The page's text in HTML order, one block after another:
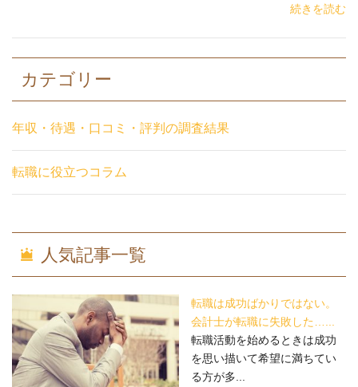
続きを読む
カテゴリー
年収・待遇・口コミ・評判の調査結果
転職に役立つコラム
人気記事一覧
転職は成功ばかりではない。
会計士が転職に失敗した…...
転職活動を始めるときは成功
を思い描いて希望に満ちてい
る方が多...